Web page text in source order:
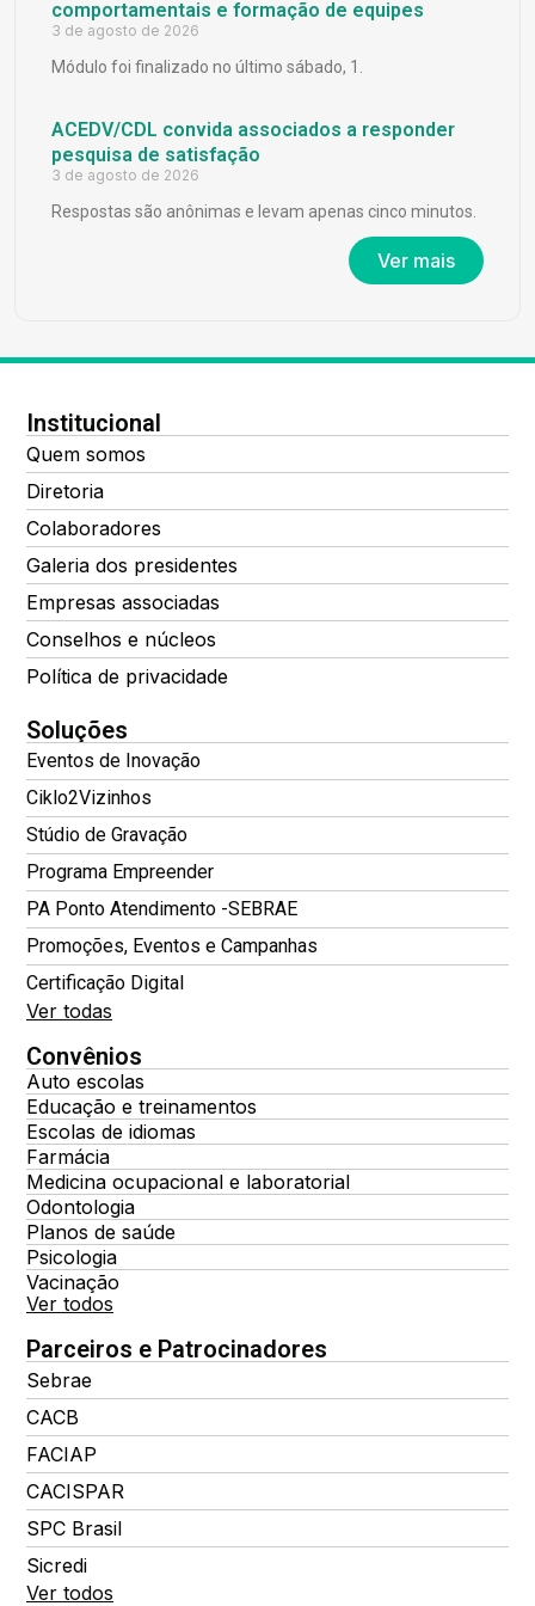
comportamentais e formação de equipes
3 de agosto de 2026
Módulo foi finalizado no último sábado, 1.
ACEDV/CDL convida associados a responder
pesquisa de satisfação
3 de agosto de 2026
Respostas são anônimas e levam apenas cinco minutos.
Ver mais
Institucional
Quem somos
Diretoria
Colaboradores
Galeria dos presidentes
Empresas associadas
Conselhos e núcleos
Política de privacidade
Soluções
Eventos de Inovação
Ciklo2Vizinhos
Stúdio de Gravação
Programa Empreender
PA Ponto Atendimento -SEBRAE
Promoções, Eventos e Campanhas
Certificação Digital
Ver todas
Convênios
Auto escolas
Educação e treinamentos
Escolas de idiomas
Farmácia
Medicina ocupacional e laboratorial
Odontologia
Planos de saúde
Psicologia
Vacinação
Ver todos
Parceiros e Patrocinadores
Sebrae
CACB
FACIAP
CACISPAR
SPC Brasil
Sicredi
Ver todos